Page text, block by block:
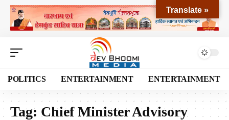
POLITICS ENTERTAINMENT ENTERTAINMENT
Tag: Chief Minister Advisory
Translate »